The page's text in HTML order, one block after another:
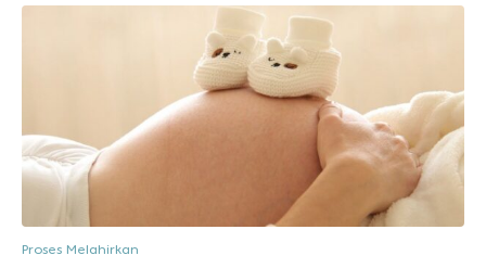
Proses Melahirkan